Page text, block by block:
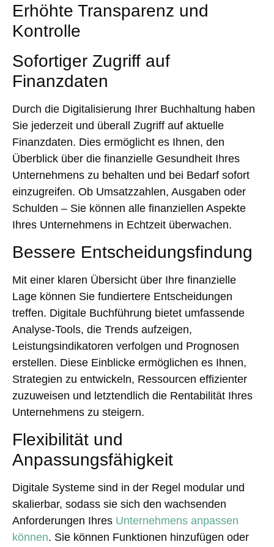
Erhöhte Transparenz und
Kontrolle
Sofortiger Zugriff auf
Finanzdaten
Durch die Digitalisierung Ihrer Buchhaltung haben
Sie jederzeit und überall Zugriff auf aktuelle
Finanzdaten. Dies ermöglicht es Ihnen, den
Überblick über die finanzielle Gesundheit Ihres
Unternehmens zu behalten und bei Bedarf sofort
einzugreifen. Ob Umsatzzahlen, Ausgaben oder
Schulden – Sie können alle finanziellen Aspekte
Ihres Unternehmens in Echtzeit überwachen.
Bessere Entscheidungsfindung
Mit einer klaren Übersicht über Ihre finanzielle
Lage können Sie fundiertere Entscheidungen
treffen. Digitale Buchführung bietet umfassende
Analyse-Tools, die Trends aufzeigen,
Leistungsindikatoren verfolgen und Prognosen
erstellen. Diese Einblicke ermöglichen es Ihnen,
Strategien zu entwickeln, Ressourcen effizienter
zuzuweisen und letztendlich die Rentabilität Ihres
Unternehmens zu steigern.
Flexibilität und
Anpassungsfähigkeit
Digitale Systeme sind in der Regel modular und
skalierbar, sodass sie sich den wachsenden
Anforderungen Ihres Unternehmens anpassen
können. Sie können Funktionen hinzufügen oder